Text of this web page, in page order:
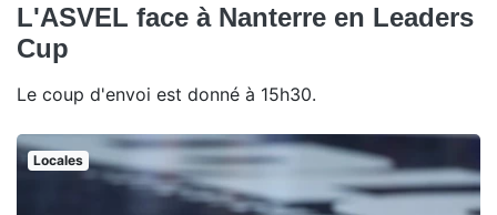
L'ASVEL face à Nanterre en Leaders
Cup
Le coup d'envoi est donné à 15h30.
Locales